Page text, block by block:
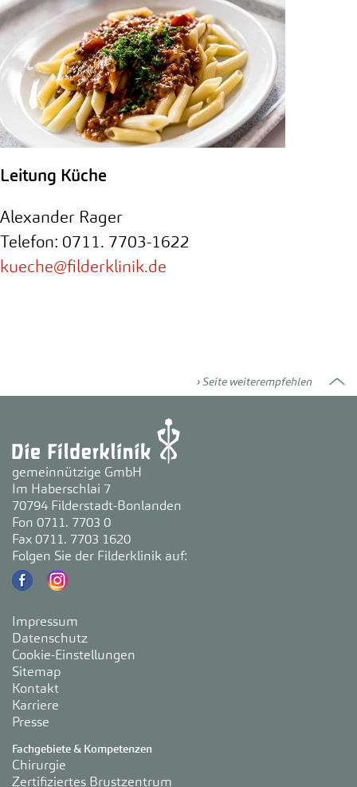
Leitung Küche
Alexander Rager
Telefon: 0711. 7703-1622
kueche@filderklinik.de
Seite weiterempfehlen
gemeinnützige GmbH
Im Haberschlai 7
70794 Filderstadt-Bonlanden
Fon 0711. 7703 0
Fax 0711. 7703 1620
Folgen Sie der Filderklinik auf:
Impressum
Datenschutz
Cookie-Einstellungen
Sitemap
Kontakt
Karriere
Presse
Fachgebiete & Kompetenzen
Chirurgie
Zertifiziertes Brustzentrum